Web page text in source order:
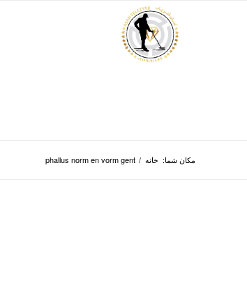
مکان شما: خانه /
phallus norm en vorm gent